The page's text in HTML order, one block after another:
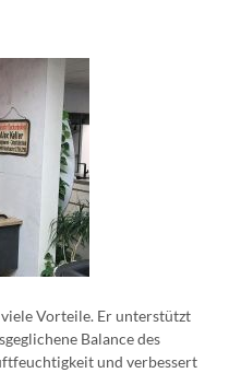
Vorteile. Er unterstützt
Balance des
und verbessert